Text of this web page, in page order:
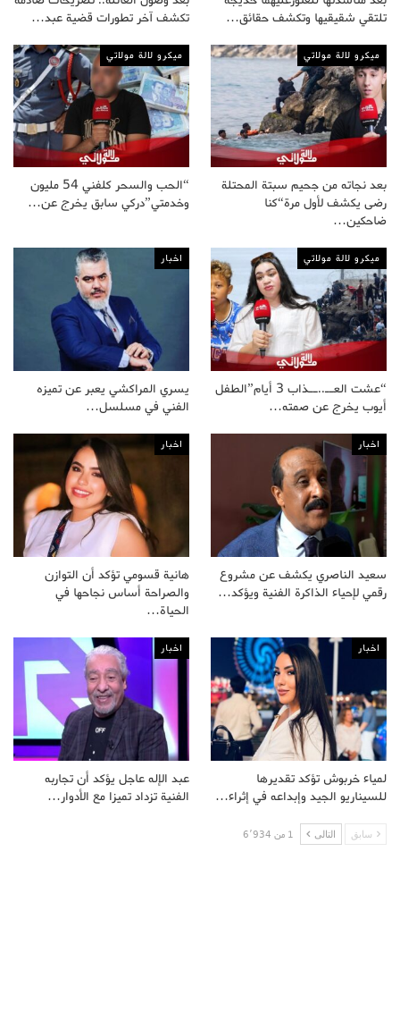
تلتقي شقيقيها وتكشف حقائق…
تكشف آخر تطورات قضية عبد…
ميكرو لالة مولاتي
بعد نجاته من جحيم سبتة المحتلة
رضى يكشف لأول مرة“كنا
ضاحكين…
ميكرو لالة مولاتي
“الحب والسحر كلفني 54 مليون
وخدمتي”دركي سابق يخرج عن…
ميكرو لالة مولاتي
“عشت العــ..ــذاب 3 أيام”الطفل
أيوب يخرج عن صمته…
اخبار
يسري المراكشي يعبر عن تميزه
الفني في مسلسل…
اخبار
سعيد الناصري يكشف عن مشروع
رقمي لإحياء الذاكرة الفنية ويؤكد…
اخبار
هانية قسومي تؤكد أن التوازن
والصراحة أساس نجاحها في
الحياة…
اخبار
لمياء خربوش تؤكد تقديرها
للسيناريو الجيد وإبداعه في إثراء…
اخبار
عبد الإله عاجل يؤكد أن تجاربه
الفنية تزداد تميزا مع الأدوار…
سابق التالى 1 من 6٬934